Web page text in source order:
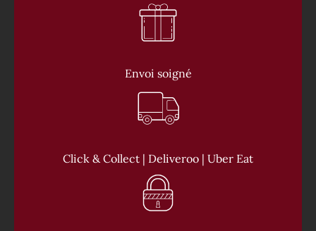
Envoi soigné
Click & Collect | Deliveroo | Uber Eat